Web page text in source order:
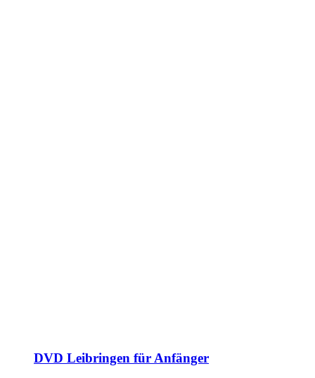
DVD Leibringen für Anfänger